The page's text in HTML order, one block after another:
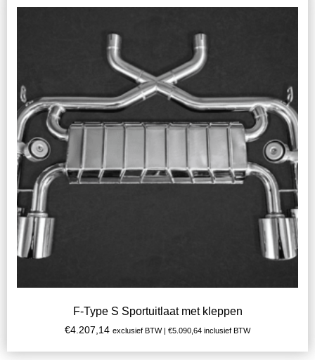
F-Type S Sportuitlaat met kleppen
€4.207,14 exclusief BTW | €5.090,64 inclusief BTW